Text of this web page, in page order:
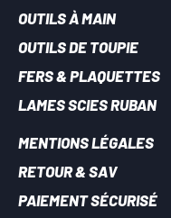
OUTILS À MAIN
OUTILS DE TOUPIE
FERS & PLAQUETTES
LAMES SCIES RUBAN
MENTIONS LÉGALES
RETOUR & SAV
PAIEMENT SÉCURISÉ